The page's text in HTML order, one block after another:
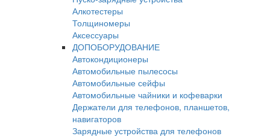
Алкотестеры
Толщиномеры
Аксессуары
ДОПОБОРУДОВАНИЕ
Автокондиционеры
Автомобильные пылесосы
Автомобильные сейфы
Автомобильные чайники и кофеварки
Держатели для телефонов, планшетов,
навигаторов
Зарядные устройства для телефонов